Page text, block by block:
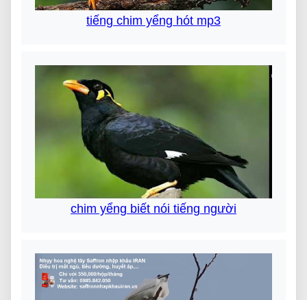
tiếng chim yểng hót mp3
chim yểng biết nói tiếng người